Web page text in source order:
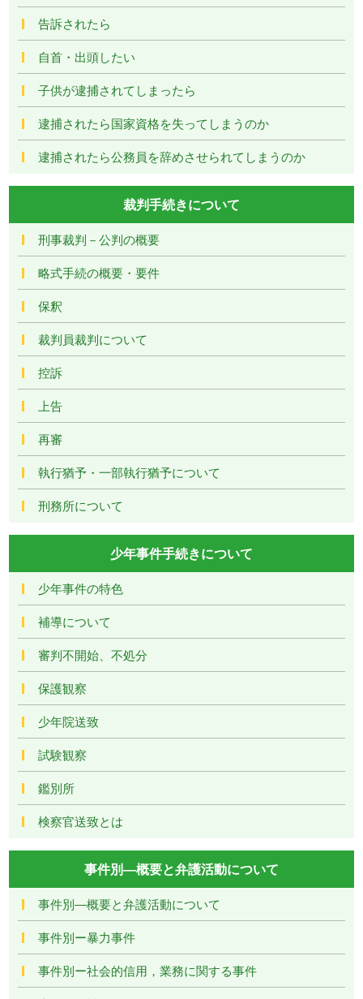
告訴されたら
自首・出頭したい
子供が逮捕されてしまったら
逮捕されたら国家資格を失ってしまうのか
逮捕されたら公務員を辞めさせられてしまうのか
裁判手続きについて
刑事裁判－公判の概要
略式手続の概要・要件
保釈
裁判員裁判について
控訴
上告
再審
執行猶予・一部執行猶予について
刑務所について
少年事件手続きについて
少年事件の特色
補導について
審判不開始、不処分
保護観察
少年院送致
試験観察
鑑別所
検察官送致とは
事件別―概要と弁護活動について
事件別―概要と弁護活動について
事件別ー暴力事件
事件別ー社会的信用，業務に関する事件